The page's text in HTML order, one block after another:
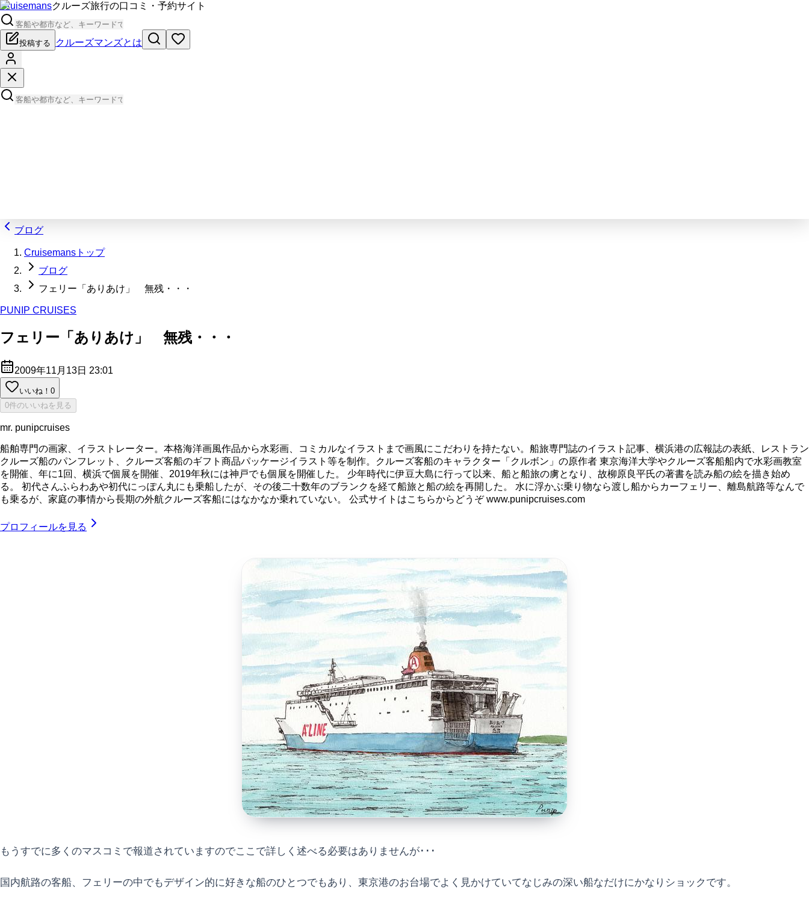
Cruisemansクルーズ旅行の口コミ・予約サイト
投稿する クルーズマンズとは
ブログ
Cruisemansトップ
ブログ
フェリー「ありあけ」 無残・・・
PUNIP CRUISES
フェリー「ありあけ」 無残・・・
2009年11月13日 23:01
いいね！ 0
0件のいいねを見る
mr. punipcruises
船舶専門の画家、イラストレーター。本格海洋画風作品から水彩画、コミカルなイラストまで画風にこだわりを持たない。船旅専門誌のイラスト記事、横浜港の広報誌の表紙、レストラン
クルーズ船のパンフレット、クルーズ客船のギフト商品パッケージイラスト等を制作。クルーズ客船のキャラクター「クルボン」の原作者 東京海洋大学やクルーズ客船船内で水彩画教室
を開催、年に1回、横浜で個展を開催、2019年秋には神戸でも個展を開催した。 少年時代に伊豆大島に行って以来、船と船旅の虜となり、故柳原良平氏の著書を読み船の絵を描き始め
る。 初代さんふらわあや初代にっぽん丸にも乗船したが、その後二十数年のブランクを経て船旅と船の絵を再開した。 水に浮かぶ乗り物なら渡し船からカーフェリー、離島航路等なんで
も乗るが、家庭の事情から長期の外航クルーズ客船にはなかなか乗れていない。 公式サイトはこちらからどうぞ www.punipcruises.com
プロフィールを見る
もうすでに多くのマスコミで報道されていますのでここで詳しく述べる必要はありませんが･･･
国内航路の客船、フェリーの中でもデザイン的に好きな船のひとつでもあり、東京港のお台場でよく見かけていてなじみの深い船なだけにかなりショックです。